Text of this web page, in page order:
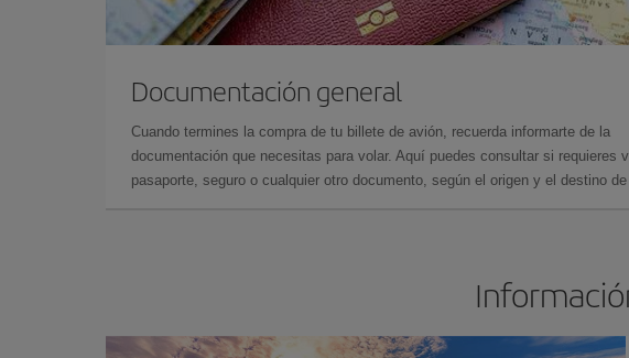
Documentación general
Cuando termines la compra de tu billete de avión, recuerda informarte de la
documentación que necesitas para volar. Aquí puedes consultar si requieres
pasaporte, seguro o cualquier otro documento, según el origen y el destino